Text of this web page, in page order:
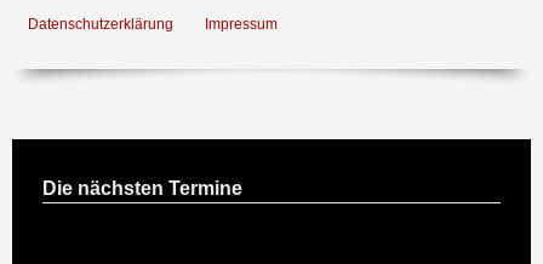
Datenschutzerklärung Impressum
Die nächsten Termine